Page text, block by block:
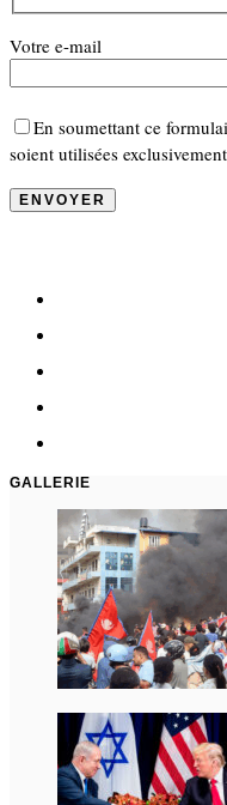
Votre e-mail
En soumettant ce
soient utilisées
GALLERIE